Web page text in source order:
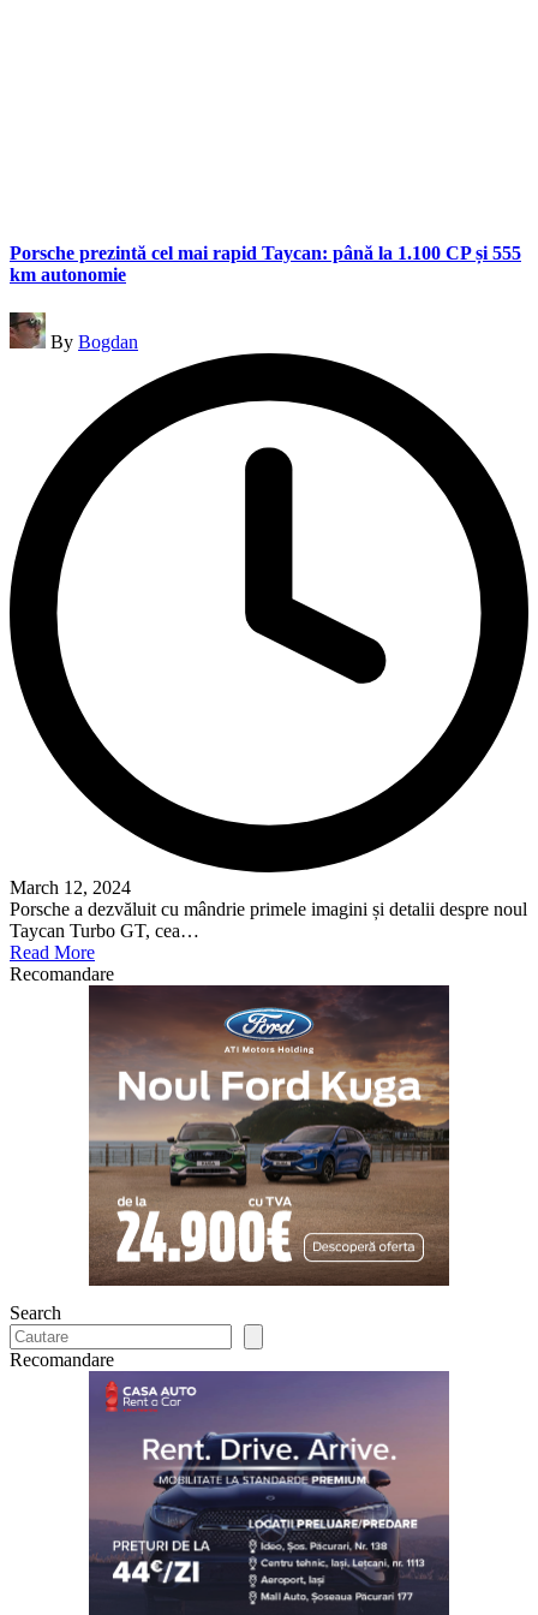
Porsche prezintă cel mai rapid Taycan: până la 1.100 CP și 555
km autonomie
Posted
by
By Bogdan
March 12, 2024
Porsche a dezvăluit cu mândrie primele imagini și detalii despre noul
Taycan Turbo GT, cea…
Read More
Recomandare
Search
Recomandare